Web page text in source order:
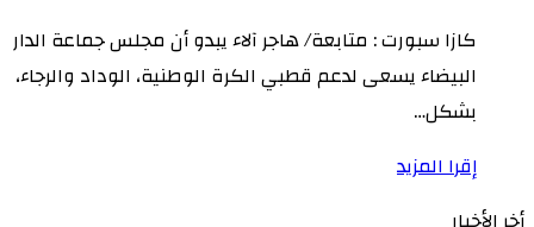
كازا سبورت : متابعة/ هاجر آلاء يبدو أن مجلس جماعة الدار
البيضاء يسعى لدعم قطبي الكرة الوطنية، الوداد والرجاء،
بشكل…
إقرا المزيد